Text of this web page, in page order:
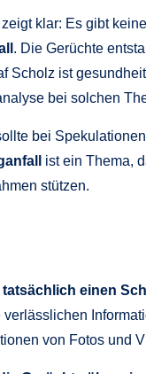
klar: Es gibt
. Die Gerüchte
Scholz ist
bei solchen
bei
ist ein Thema,
stützen.
tatsächlich einen
verlässlichen
von Fotos und